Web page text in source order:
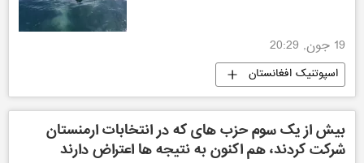
19 جون, 20:29
اسپوتنیک افغانستان
بیش از یک سوم حزب های که در انتخابات ارمنستان
شرکت کردند، هم اکنون به نتیجه ها اعتراض دارند